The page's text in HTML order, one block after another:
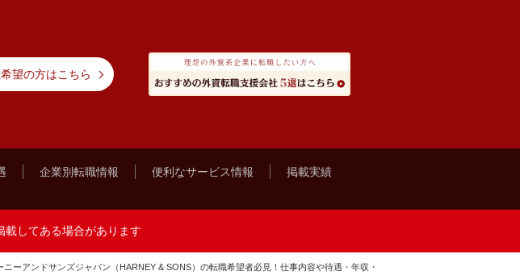
望の方はこちら
企業別転職情報 便利なサービス情報
掲載実績
載してある場合があります
ニーアンドサンズジャパン（HARNEY & SONS）の転職希望者必見！仕事内容や待遇・年収・